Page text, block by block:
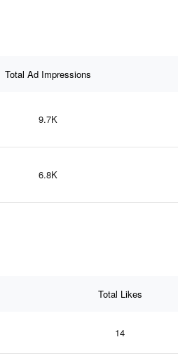
Total Ad Impressions
9.7K
6.8K
Total Likes
14